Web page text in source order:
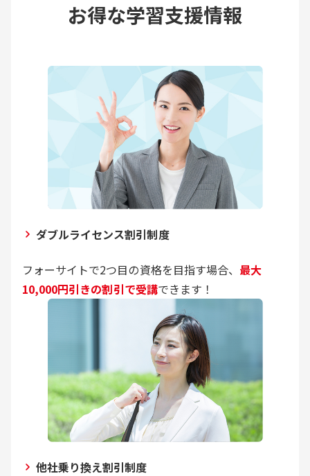
お得な学習支援情報
ダブルライセンス割引制度
フォーサイトで2つ目の資格を目指す場合、 最大
10,000円引きの割引で受講できます！
他社乗り換え割引制度